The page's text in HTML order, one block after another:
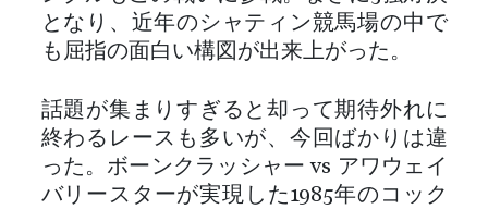
となり、近年のシャティン競馬場の中で
も屈指の面白い構図が出来上がった。
話題が集まりすぎると却って期待外れに
終わるレースも多いが、今回ばかりは違
った。ボーンクラッシャー vs アワウェイ
バリースターが実現した1985年のコック